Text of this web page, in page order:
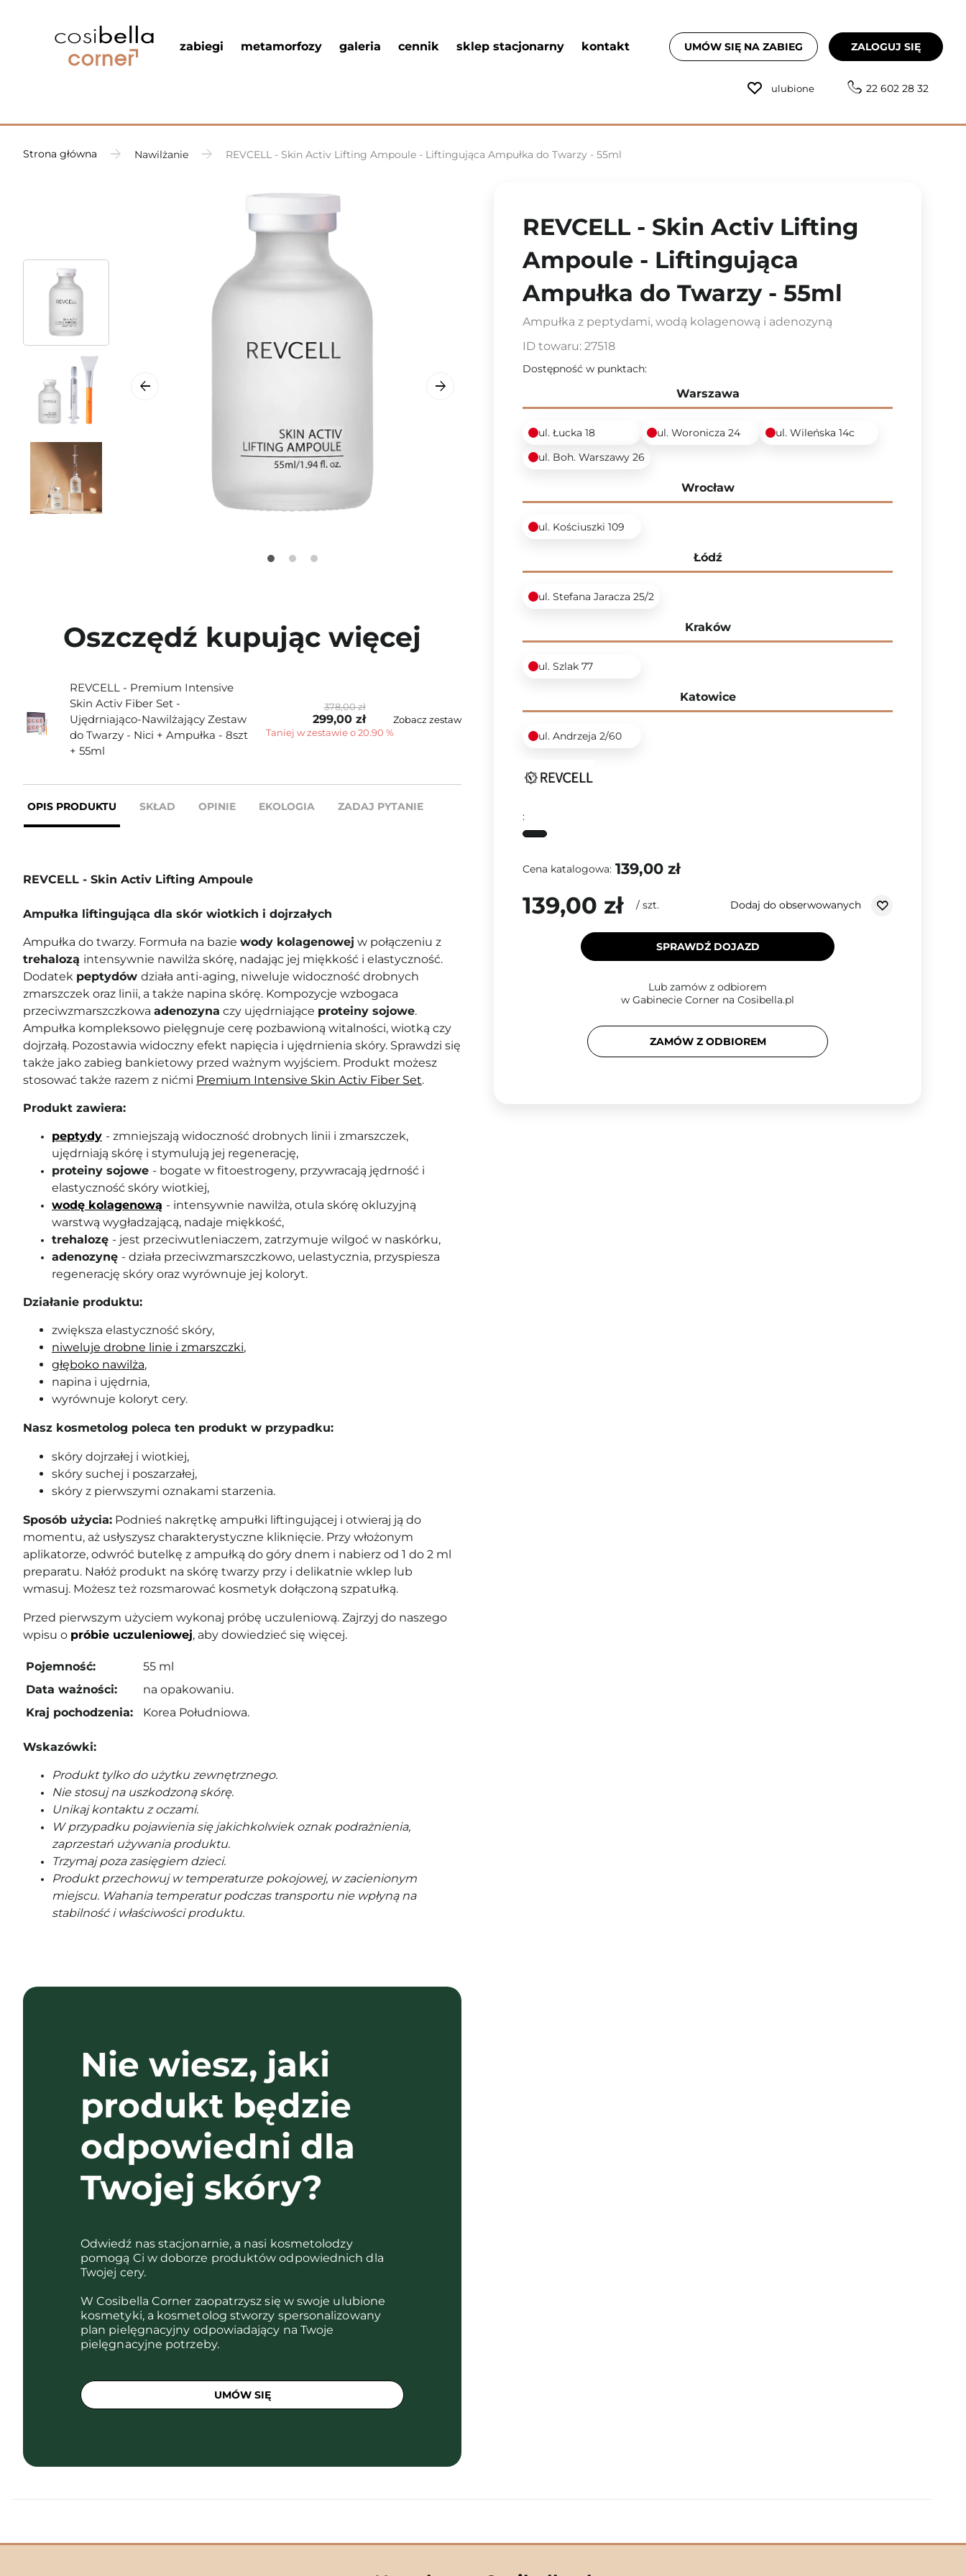
zabiegi metamorfozy galeria cennik sklep stacjonarny kontakt UMÓW SIĘ NA ZABIEG ZALOGUJ SIĘ
ulubione 22 602 28 32
Strona główna Nawilżanie REVCELL - Skin Activ Lifting Ampoule - Liftingująca Ampułka do Twarzy - 55ml
Oszczędź kupując więcej
REVCELL - Premium Intensive
Skin Activ Fiber Set -
Ujędrniająco-Nawilżający Zestaw
do Twarzy - Nici + Ampułka - 8szt
+ 55ml
378,00 zł
299,00 zł
Taniej w zestawie o 20.90 %
Zobacz zestaw
OPIS PRODUKTU SKŁAD OPINIE EKOLOGIA ZADAJ PYTANIE
REVCELL - Skin Activ Lifting Ampoule
Ampułka liftingująca dla skór wiotkich i dojrzałych
Ampułka do twarzy. Formuła na bazie wody kolagenowej w połączeniu z
trehalozą intensywnie nawilża skórę, nadając jej miękkość i elastyczność.
Dodatek peptydów działa anti-aging, niweluje widoczność drobnych
zmarszczek oraz linii, a także napina skórę. Kompozycje wzbogaca
przeciwzmarszczkowa adenozyna czy ujędrniające proteiny sojowe.
Ampułka kompleksowo pielęgnuje cerę pozbawioną witalności, wiotką czy
dojrzałą. Pozostawia widoczny efekt napięcia i ujędrnienia skóry. Sprawdzi się
także jako zabieg bankietowy przed ważnym wyjściem. Produkt możesz
stosować także razem z nićmi Premium Intensive Skin Activ Fiber Set.
Produkt zawiera:
peptydy - zmniejszają widoczność drobnych linii i zmarszczek,
ujędrniają skórę i stymulują jej regenerację,
proteiny sojowe - bogate w fitoestrogeny, przywracają jędrność i
elastyczność skóry wiotkiej,
wodę kolagenową - intensywnie nawilża, otula skórę okluzyjną
warstwą wygładzającą, nadaje miękkość,
trehalozę - jest przeciwutleniaczem, zatrzymuje wilgoć w naskórku,
adenozynę - działa przeciwzmarszczkowo, uelastycznia, przyspiesza
regenerację skóry oraz wyrównuje jej koloryt.
Działanie produktu:
zwiększa elastyczność skóry,
niweluje drobne linie i zmarszczki,
głęboko nawilża,
napina i ujędrnia,
wyrównuje koloryt cery.
Nasz kosmetolog poleca ten produkt w przypadku:
skóry dojrzałej i wiotkiej,
skóry suchej i poszarzałej,
skóry z pierwszymi oznakami starzenia.
Sposób użycia: Podnieś nakrętkę ampułki liftingującej i otwieraj ją do
momentu, aż usłyszysz charakterystyczne kliknięcie. Przy włożonym
aplikatorze, odwróć butelkę z ampułką do góry dnem i nabierz od 1 do 2 ml
preparatu. Nałóż produkt na skórę twarzy przy i delikatnie wklep lub
wmasuj. Możesz też rozsmarować kosmetyk dołączoną szpatułką.
Przed pierwszym użyciem wykonaj próbę uczuleniową. Zajrzyj do naszego
wpisu o próbie uczuleniowej, aby dowiedzieć się więcej.
Pojemność:
55 ml
Data ważności:
na opakowaniu.
Kraj pochodzenia:
Korea Południowa.
Wskazówki:
Produkt tylko do użytku zewnętrznego.
Nie stosuj na uszkodzoną skórę.
Unikaj kontaktu z oczami.
W przypadku pojawienia się jakichkolwiek oznak podrażnienia,
zaprzestań używania produktu.
Trzymaj poza zasięgiem dzieci.
Produkt przechowuj w temperaturze pokojowej, w zacienionym
miejscu. Wahania temperatur podczas transportu nie wpłyną na
stabilność i właściwości produktu.
Nie wiesz, jaki
produkt będzie
odpowiedni dla
Twojej skóry?
Odwiedź nas stacjonarnie, a nasi kosmetolodzy
pomogą Ci w doborze produktów odpowiednich dla
Twojej cery.
W Cosibella Corner zaopatrzysz się w swoje ulubione
kosmetyki, a kosmetolog stworzy spersonalizowany
plan pielęgnacyjny odpowiadający na Twoje
pielęgnacyjne potrzeby.
UMÓW SIĘ
REVCELL - Skin Activ Lifting
Ampoule - Liftingująca
Ampułka do Twarzy - 55ml
Ampułka z peptydami, wodą kolagenową i adenozyną
ID towaru: 27518
Dostępność w punktach:
Warszawa
ul. Łucka 18 ul. Woronicza 24
ul. Wileńska 14c
ul. Boh. Warszawy 26
Wrocław
ul. Kościuszki 109
Łódź
ul. Stefana Jaracza 25/2
Kraków
ul. Szlak 77
Katowice
ul. Andrzeja 2/60
:
Cena katalogowa: 139,00 zł
139,00 zł / szt. Dodaj do obserwowanych
SPRAWDŹ DOJAZD
Lub zamów z odbiorem
w Gabinecie Corner na Cosibella.pl
ZAMÓW Z ODBIOREM